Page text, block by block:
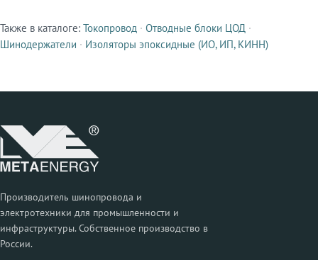
Смежные продукты
Также в каталоге: Токопровод · Отводные блоки ЦОД ·
Шинодержатели · Изоляторы эпоксидные (ИО, ИП, КИНН)
Производитель шинопровода и
электротехники для промышленности и
инфраструктуры. Собственное производство в
России.